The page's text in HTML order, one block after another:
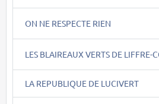
ON NE RESPECTE RIEN
LES BLAIREAUX VERTS DE LIFFRE-
LA REPUBLIQUE DE LUCIVERT